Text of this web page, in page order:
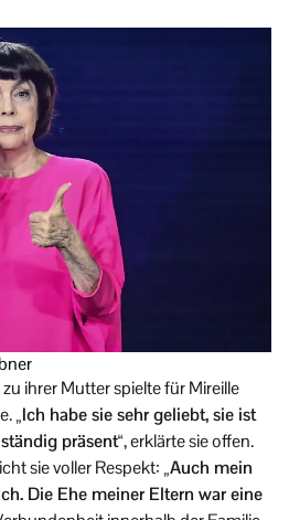
ihrer Mutter spielte für Mireille
„Ich habe sie sehr geliebt, sie ist
präsent“, erklärte sie offen.
sie voller Respekt: „Auch mein
Die Ehe meiner Eltern war eine